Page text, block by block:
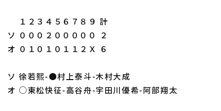
１２３４５６７８９ 計
ソ ０００２０００００ ２
オ ０１０１０１１２Ｘ ６
ソ 徐若熙-●村上泰斗-木村大成
オ ○東松快征-高谷舟-宇田川優希-阿部翔太